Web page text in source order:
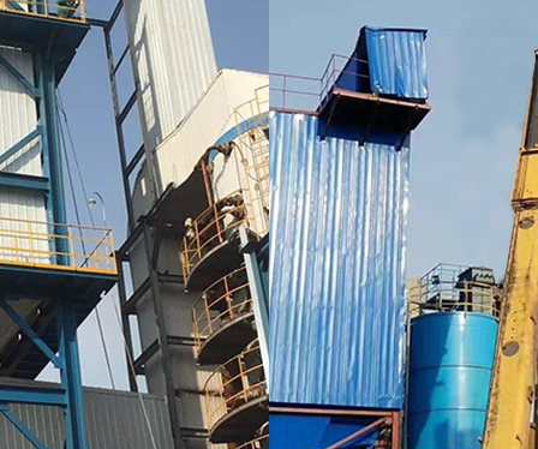
湿电重锤
TIKTOK国际版色板
1.2.3
热风清扫箱
玻璃钢烟道
大型TIKTOK国际版色
板1.2.3